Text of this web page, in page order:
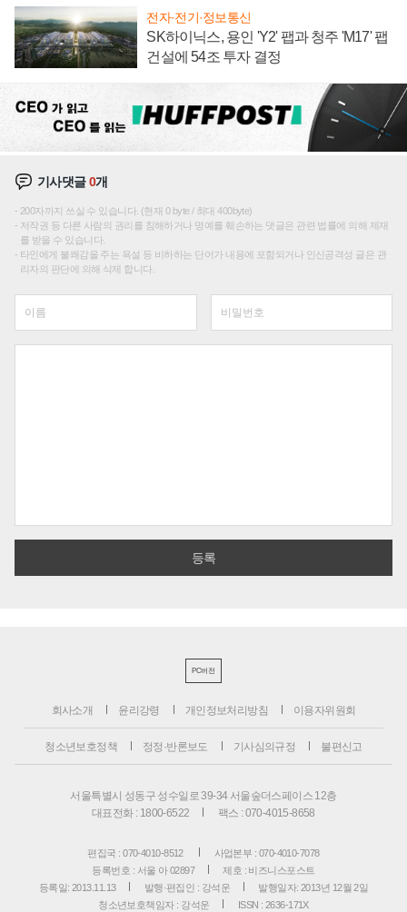
전자·전기·정보통신
SK하이닉스, 용인 'Y2' 팹과 청주 'M17' 팹
건설에 54조 투자 결정
기사댓글0개
200자까지 쓰실 수 있습니다. (현재 0 byte / 최대 400byte)
저작권 등 다른 사람의 권리를 침해하거나 명예를 훼손하는 댓글은 관련 법률에 의해 제재
를 받을 수 있습니다.
타인에게 불쾌감을 주는 욕설 등 비하하는 단어가 내용에 포함되거나 인신공격성 글은 관
리자의 판단에 의해 삭제 합니다.
PC버전
회사소개 윤리강령 개인정보처리방침 이용자위원회
청소년보호정책 정정·반론보도 기사심의규정 불편신고
서울특별시 성동구 성수일로 39-34 서울숲더스페이스 12층
대표전화 : 1800-6522
팩스 : 070-4015-8658
편집국 : 070-4010-8512
사업본부 : 070-4010-7078
등록번호 : 서울 아 02897
제호 : 비즈니스포스트
등록일: 2013.11.13
발행·편집인 : 강석운
발행일자: 2013년 12월 2일
청소년보호책임자 : 강석운
ISSN : 2636-171X